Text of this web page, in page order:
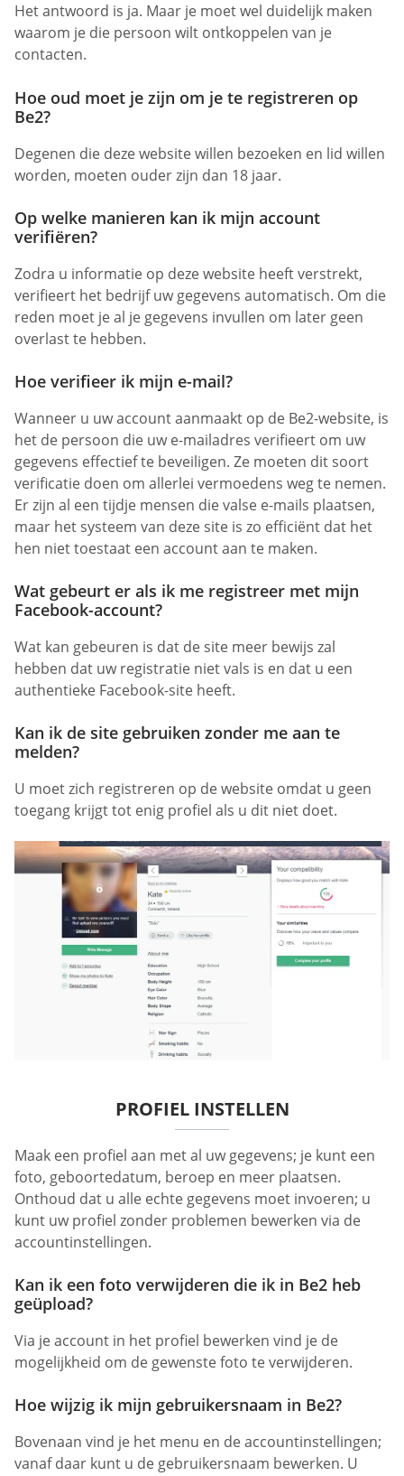
Het antwoord is ja. Maar je moet wel duidelijk maken
waarom je die persoon wilt ontkoppelen van je
contacten.
Hoe oud moet je zijn om je te registreren op
Be2?
Degenen die deze website willen bezoeken en lid willen
worden, moeten ouder zijn dan 18 jaar.
Op welke manieren kan ik mijn account
verifiëren?
Zodra u informatie op deze website heeft verstrekt,
verifieert het bedrijf uw gegevens automatisch. Om die
reden moet je al je gegevens invullen om later geen
overlast te hebben.
Hoe verifieer ik mijn e-mail?
Wanneer u uw account aanmaakt op de Be2-website, is
het de persoon die uw e-mailadres verifieert om uw
gegevens effectief te beveiligen. Ze moeten dit soort
verificatie doen om allerlei vermoedens weg te nemen.
Er zijn al een tijdje mensen die valse e-mails plaatsen,
maar het systeem van deze site is zo efficiënt dat het
hen niet toestaat een account aan te maken.
Wat gebeurt er als ik me registreer met mijn
Facebook-account?
Wat kan gebeuren is dat de site meer bewijs zal
hebben dat uw registratie niet vals is en dat u een
authentieke Facebook-site heeft.
Kan ik de site gebruiken zonder me aan te
melden?
U moet zich registreren op de website omdat u geen
toegang krijgt tot enig profiel als u dit niet doet.
PROFIEL INSTELLEN
Maak een profiel aan met al uw gegevens; je kunt een
foto, geboortedatum, beroep en meer plaatsen.
Onthoud dat u alle echte gegevens moet invoeren; u
kunt uw profiel zonder problemen bewerken via de
accountinstellingen.
Kan ik een foto verwijderen die ik in Be2 heb
geüpload?
Via je account in het profiel bewerken vind je de
mogelijkheid om de gewenste foto te verwijderen.
Hoe wijzig ik mijn gebruikersnaam in Be2?
Bovenaan vind je het menu en de accountinstellingen;
vanaf daar kunt u de gebruikersnaam bewerken. U